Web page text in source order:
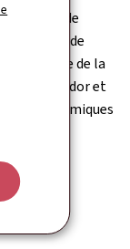
ministre de
Duché de
de la
Henri Tudor et
économiques